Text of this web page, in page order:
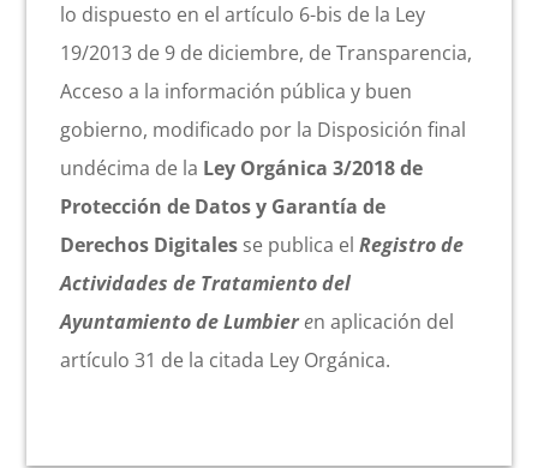
lo dispuesto en el artículo 6-bis de la Ley
19/2013 de 9 de diciembre, de Transparencia,
Acceso a la información pública y buen
gobierno, modificado por la Disposición final
undécima de la Ley Orgánica 3/2018 de
Protección de Datos y Garantía de
Derechos Digitalesse publica el Registro de
Actividades de Tratamiento del
Ayuntamiento de Lumbieren aplicación del
artículo 31 de la citada Ley Orgánica.